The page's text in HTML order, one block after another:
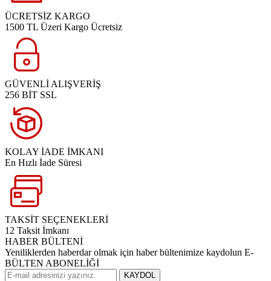
ÜCRETSİZ KARGO
1500 TL Üzeri Kargo Ücretsiz
GÜVENLİ ALIŞVERİŞ
256 BİT SSL
KOLAY İADE İMKANI
En Hızlı İade Süresi
TAKSİT SEÇENEKLERİ
12 Taksit İmkanı
HABER BÜLTENİ
Yeniliklerden haberdar olmak için haber bültenimize kaydolun E-
BÜLTEN ABONELİĞİ
KAYDOL